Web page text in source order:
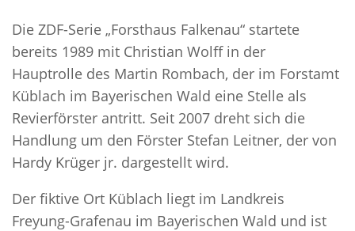
Die ZDF-Serie „Forsthaus Falkenau“ startete
bereits 1989 mit Christian Wolff in der
Hauptrolle des Martin Rombach, der im Forstamt
Küblach im Bayerischen Wald eine Stelle als
Revierförster antritt. Seit 2007 dreht sich die
Handlung um den Förster Stefan Leitner, der von
Hardy Krüger jr. dargestellt wird.
Der fiktive Ort Küblach liegt im Landkreis
Freyung-Grafenau im Bayerischen Wald und ist